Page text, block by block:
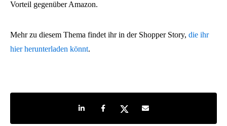
Vorteil gegenüber Amazon.
Mehr zu diesem Thema findet ihr in der Shopper Story, die ihr
hier herunterladen könnt.
Share on LinkedIn
Share on Facebook
Share on TwitterShare by e-mail